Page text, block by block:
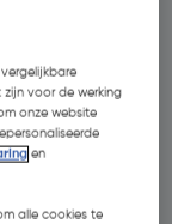
zijn voor de werking
onze website
en
alle cookies te